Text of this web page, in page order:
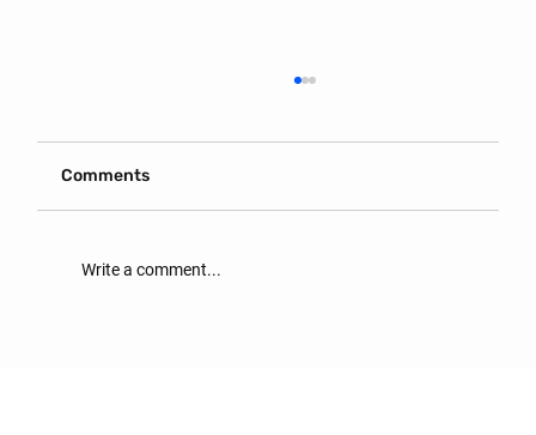
Comments
Write a comment...